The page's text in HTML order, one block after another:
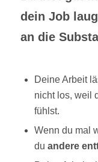
dein Job
an die
Deine Arbeit
nicht los, weil
fühlst.
Wenn du mal
du andere